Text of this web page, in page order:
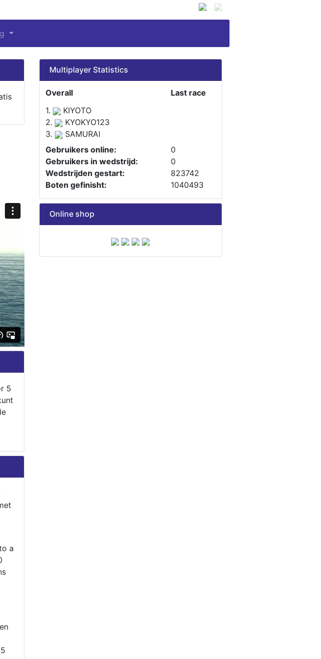
Multiplayer Statistics
Overall
Last race
1.
KIYOTO
2.
KYOKYO123
3.
SAMURAI
Gebruikers online:
0
Gebruikers in wedstrijd:
0
Wedstrijden gestart:
823742
Boten gefinisht:
1040493
5
a
Online shop